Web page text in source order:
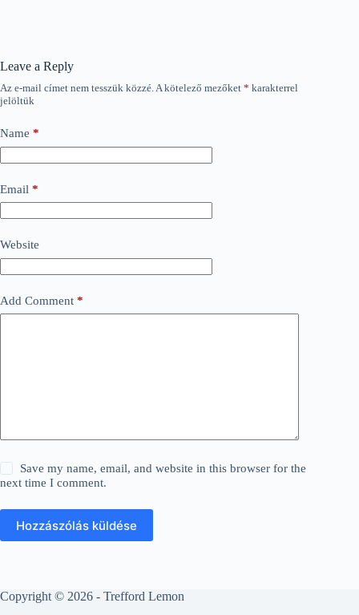
Leave a Reply
Az e-mail címet nem tesszük közzé.A kötelező mezőket * karakterrel
jelöltük
Name *
Email *
Website
Add Comment *
Save my name, email, and website in this browser for the
next time I comment.
Hozzászólás küldése
Copyright © 2026 - Trefford Lemon